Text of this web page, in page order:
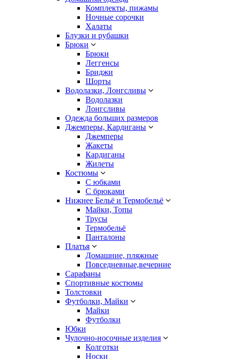
Комплекты, пижамы
Ночные сорочки
Халаты
Блузки и рубашки
Брюки
Брюки
Леггенсы
Бриджи
Шорты
Водолазки, Лонгсливы
Водолазки
Лонгсливы
Одежда больших размеров
Джемперы, Кардиганы
Джемперы
Жакеты
Кардиганы
Жилеты
Костюмы
С юбками
С брюками
Нижнее Бельё и Термобельё
Майки, Топы
Трусы
Термобельё
Панталоны
Платья
Домашние, пляжные
Повседневные,вечерние
Сарафаны
Спортивные костюмы
Толстовки
Футболки, Майки
Майки
Футболки
Юбки
Чулочно-носочные изделия
Колготки
Носки